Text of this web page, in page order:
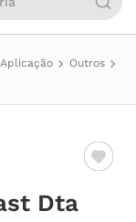
Outros
Dta